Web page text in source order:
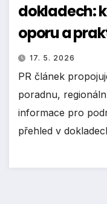
dokladech:
oporu a
17. 5. 2026
PR článek
poradnu,
informace pro
přehled v